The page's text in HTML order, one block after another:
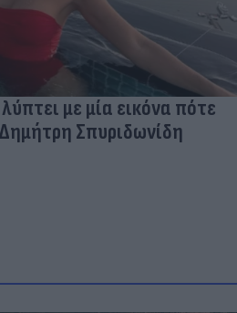
με μία εικόνα πότε
Σπυριδωνίδη